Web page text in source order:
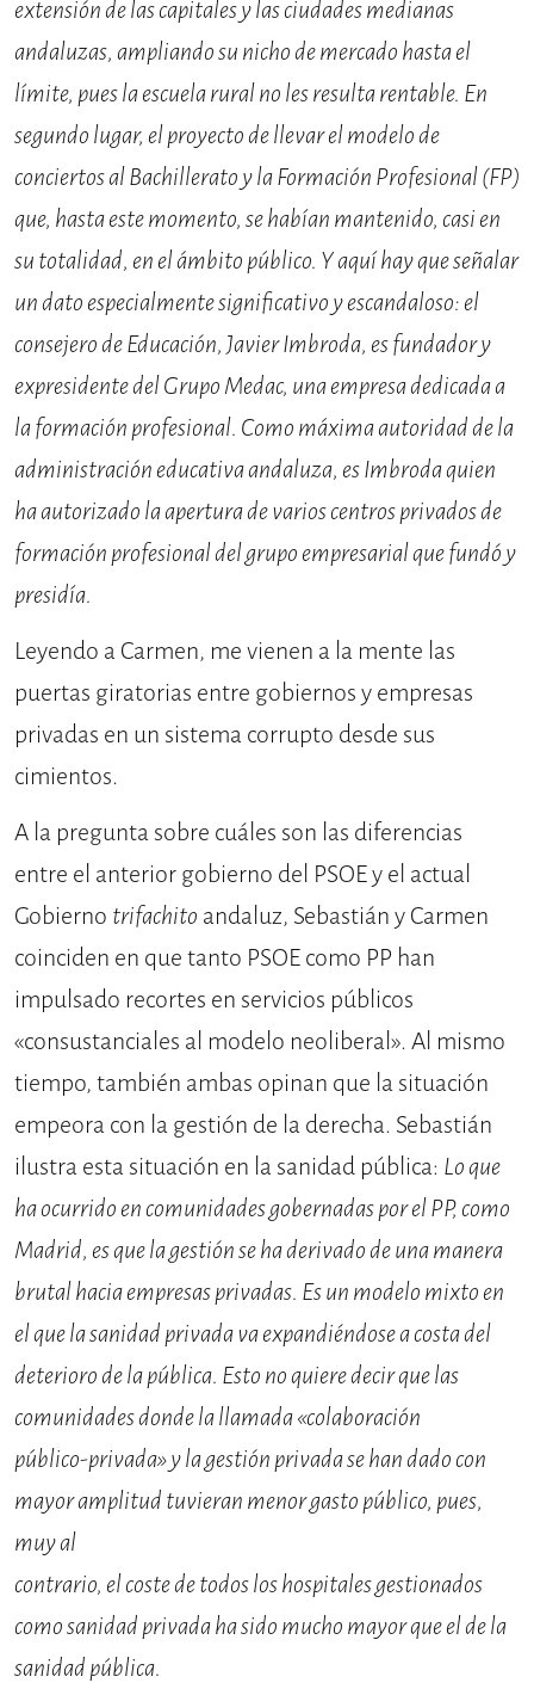
extensión de las capitales y las ciudades medianas
andaluzas, ampliando su nicho de mercado hasta el
límite, pues la escuela rural no les resulta rentable. En
segundo lugar, el proyecto de llevar el modelo de
conciertos al Bachillerato y la Formación Profesional (FP)
que, hasta este momento, se habían mantenido, casi en
su totalidad, en el ámbito público. Y aquí hay que señalar
un dato especialmente significativo y escandaloso: el
consejero de Educación, Javier Imbroda, es fundador y
expresidente del Grupo Medac, una empresa dedicada a
la formación profesional. Como máxima autoridad de la
administración educativa andaluza, es Imbroda quien
ha autorizado la apertura de varios centros privados de
formación profesional del grupo empresarial que fundó y
presidía.
Leyendo a Carmen, me vienen a la mente las
puertas giratorias entre gobiernos y empresas
privadas en un sistema corrupto desde sus
cimientos.
A la pregunta sobre cuáles son las diferencias
entre el anterior gobierno del PSOE y el actual
Gobierno trifachito andaluz, Sebastián y Carmen
coinciden en que tanto PSOE como PP han
impulsado recortes en servicios públicos
«consustanciales al modelo neoliberal». Al mismo
tiempo, también ambas opinan que la situación
empeora con la gestión de la derecha. Sebastián
ilustra esta situación en la sanidad pública: Lo que
ha ocurrido en comunidades gobernadas por el PP, como
Madrid, es que la gestión se ha derivado de una manera
brutal hacia empresas privadas. Es un modelo mixto en
el que la sanidad privada va expandiéndose a costa del
deterioro de la pública. Esto no quiere decir que las
comunidades donde la llamada «colaboración
público-privada» y la gestión privada se han dado con
mayor amplitud tuvieran menor gasto público, pues,
muy al
contrario, el coste de todos los hospitales gestionados
como sanidad privada ha sido mucho mayor que el de la
sanidad pública.